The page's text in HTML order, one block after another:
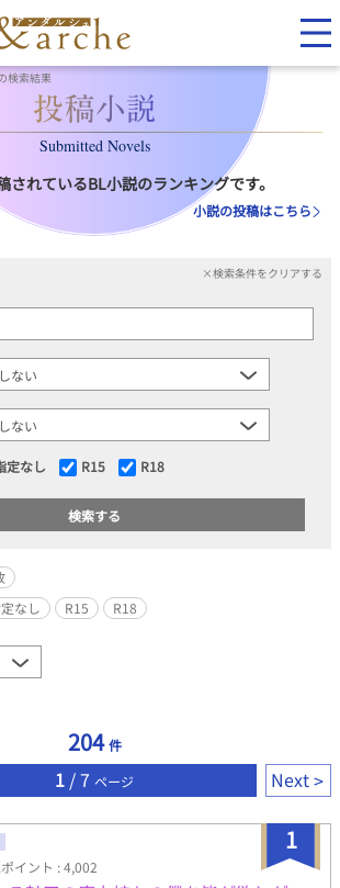
検索結果
Submitted Novels
されているBL小説のランキングです。
小説の投稿はこちら
×検索条件をクリアする
定なし R15 R18
なし R15 R18
204 件
1 / 7 ページ Next
1
イント : 4,002